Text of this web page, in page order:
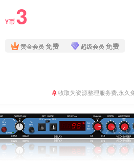
Y币 3
黄金会员 免费 超级会员 免费
收取为资源整理服务费,永久